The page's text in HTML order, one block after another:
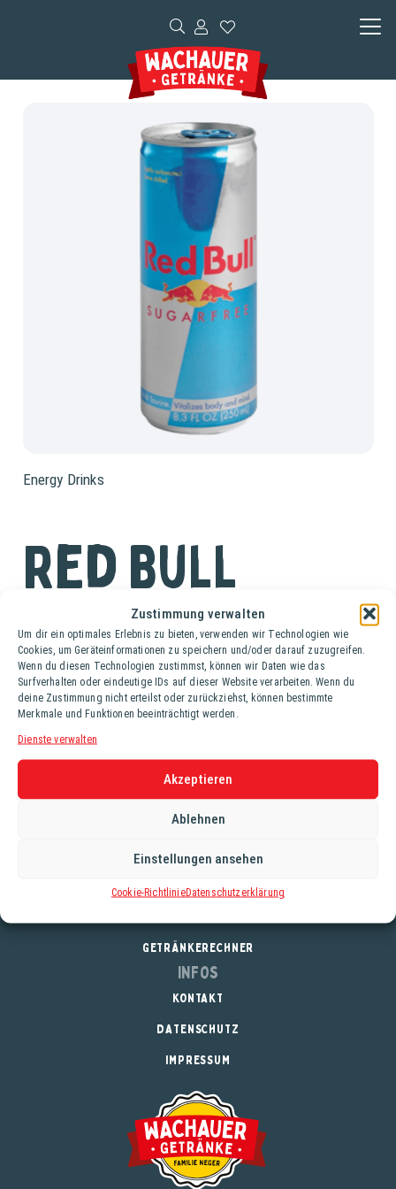
Zustimmung verwalten
Um dir ein optimales Erlebnis zu bieten, verwenden wir Technologien wie
Cookies, um Geräteinformationen zu speichern und/oder darauf zuzugreifen.
Wenn du diesen Technologien zustimmst, können wir Daten wie das
Surfverhalten oder eindeutige IDs auf dieser Website verarbeiten. Wenn du
deine Zustimmung nicht erteilst oder zurückziehst, können bestimmte
Merkmale und Funktionen beeinträchtigt werden.
Dienste verwalten
Akzeptieren
Ablehnen
Einstellungen ansehen
Cookie-RichtlinieDatenschutzerklärung
Energy Drinks
Red Bull
Sugarfree
Tray (24 Ds. à 0,25 lt.)
Red Bull Sugarfree verleiht Flügel: Ob an einem
arbeitsreichen Tag zwischen Arbeit und Fitness oder beim
Ausgehen mit Freunden. Immer dann, wenn man einen
Service
REGISTRIERUNG
GETRÄNKERECHNER
Infos
KONTAKT
DATENSCHUTZ
IMPRESSUM